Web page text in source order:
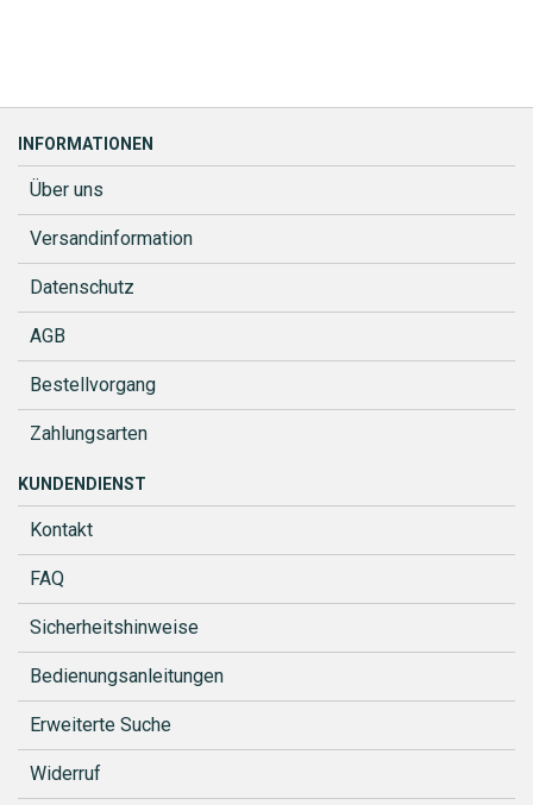
INFORMATIONEN
Über uns
Versandinformation
Datenschutz
AGB
Bestellvorgang
Zahlungsarten
KUNDENDIENST
Kontakt
FAQ
Sicherheitshinweise
Bedienungsanleitungen
Erweiterte Suche
Widerruf